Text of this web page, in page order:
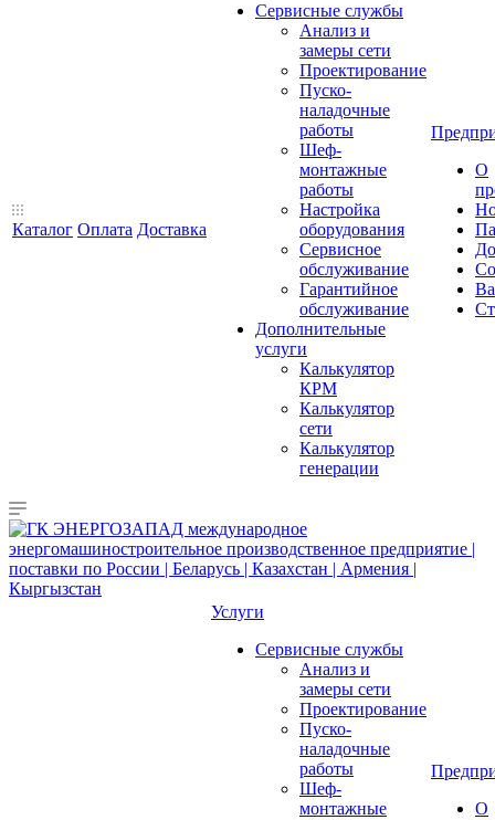
Каталог Оплата Доставка
Сервисные службы
Анализ и
замеры сети
Проектирование
Пуско-
наладочные
работы
Шеф-
монтажные
работы
Настройка
оборудования
Сервисное
обслуживание
Гарантийное
обслуживание
Дополнительные
услуги
Калькулятор
КРМ
Калькулятор
сети
Калькулятор
генерации
О
Услуги
Сервисные службы
Анализ и
замеры сети
Проектирование
Пуско-
наладочные
работы
Шеф-
монтажные
О